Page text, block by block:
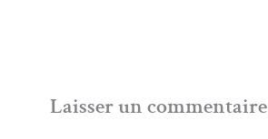
Laisser un commentaire